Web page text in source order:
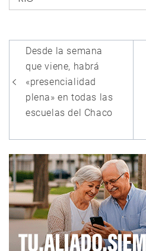
Navegación
de
entradas
Desde la semana
que viene, habrá
«presencialidad
plena» en todas las
escuelas del Chaco